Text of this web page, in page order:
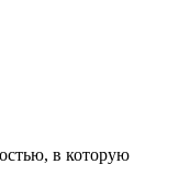
в которую